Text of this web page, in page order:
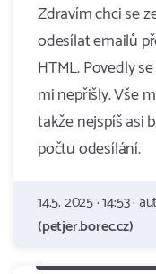
Zdravím chci se
odesílat emailů
HTML. Povedly
mi nepřišly. Vše
takže nejspíš asi
počtu odesílání.
14.5. 2025 · 14:53 ·
(petjer.borec.cz)